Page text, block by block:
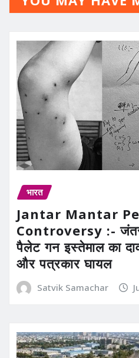
भारत
Jantar Mantar
Controversy :-
पैलेट गन इस्तेमाल का
और पत्रकार घायल
Satvik Samachar